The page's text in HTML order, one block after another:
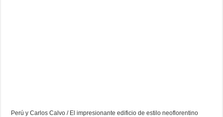
Perú y Carlos Calvo / El impresionante edificio de estilo neoflorentino